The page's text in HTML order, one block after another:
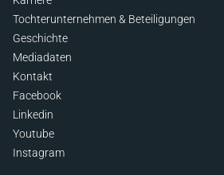
Tochterunternehmen & Beteiligungen
Geschichte
Mediadaten
Kontakt
Facebook
Linkedin
Youtube
Instagram